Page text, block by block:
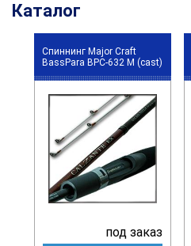
Каталог
Спиннинг Major Craft
BassPara BPC-632 M (cast)
под заказ